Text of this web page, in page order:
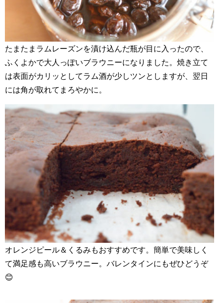
たまたまラムレーズンを漬け込んだ瓶が目に入ったので、
ふくよかで大人っぽいブラウニーになりました。焼き立て
は表面がカリッとしてラム酒が少しツンとしますが、翌日
には角が取れてまろやかに。
オレンジピール＆くるみもおすすめです。簡単で美味しく
て満足感も高いブラウニー。バレンタインにもぜひどうぞ
😊